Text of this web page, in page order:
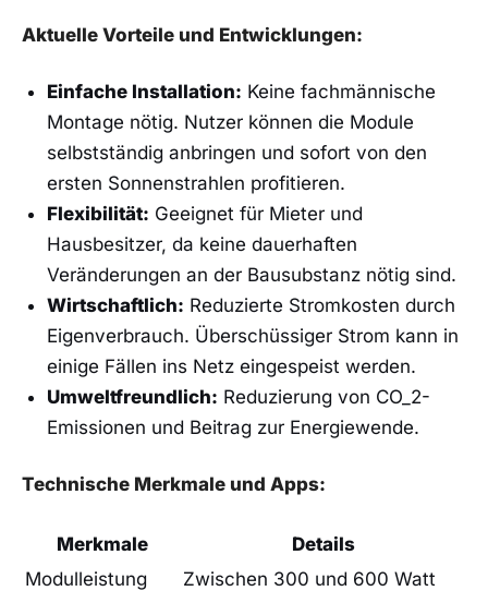
Aktuelle Vorteile und Entwicklungen:
Einfache Installation: ⁤Keine fachmännische
Montage⁣ nötig. ⁤Nutzer⁣ können die Module
selbstständig anbringen und ‍sofort ⁣von den
ersten Sonnenstrahlen profitieren.
Flexibilität: Geeignet für Mieter und‌
Hausbesitzer, da ‌keine⁢ dauerhaften
Veränderungen an‍ der Bausubstanz ‍nötig sind.
Wirtschaftlich: Reduzierte ​Stromkosten durch
Eigenverbrauch. Überschüssiger Strom kann in
einige ‍Fällen ins‌ Netz‌ eingespeist werden.
Umweltfreundlich: Reduzierung von ‌CO_2-
Emissionen und Beitrag zur Energiewende.
Technische Merkmale ⁣und Apps:
Merkmale
Details
Modulleistung
Zwischen 300 und‌ 600 Watt